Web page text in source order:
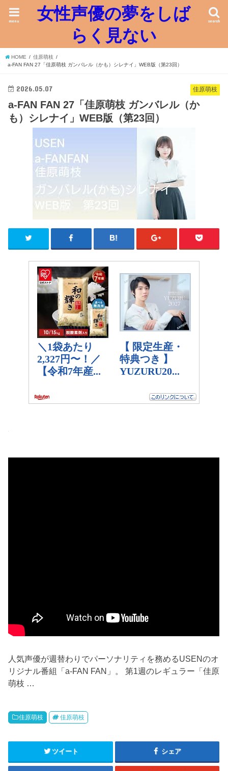
女性声優の夢をしば
らく見ない
search
menu
HOME
佳原萌枝
a-FAN FAN 27「佳原萌枝 ガンバレル（かも）シレナイ」WEB版（第23回）
佳原萌枝
2026.05.07
a-FAN FAN 27「佳原萌枝 ガンバレル（か
も）シレナイ」WEB版（第23回）
人気声優が週替わりでパーソナリティを務めるUSENのオ
リジナル番組「a-FAN FAN」。 第1週のレギュラー「佳原
萌枝 …
佳原萌枝 佳原萌枝
ツイート シェア